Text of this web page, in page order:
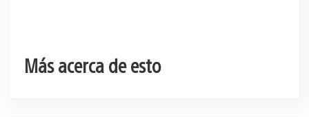
Más acerca de esto